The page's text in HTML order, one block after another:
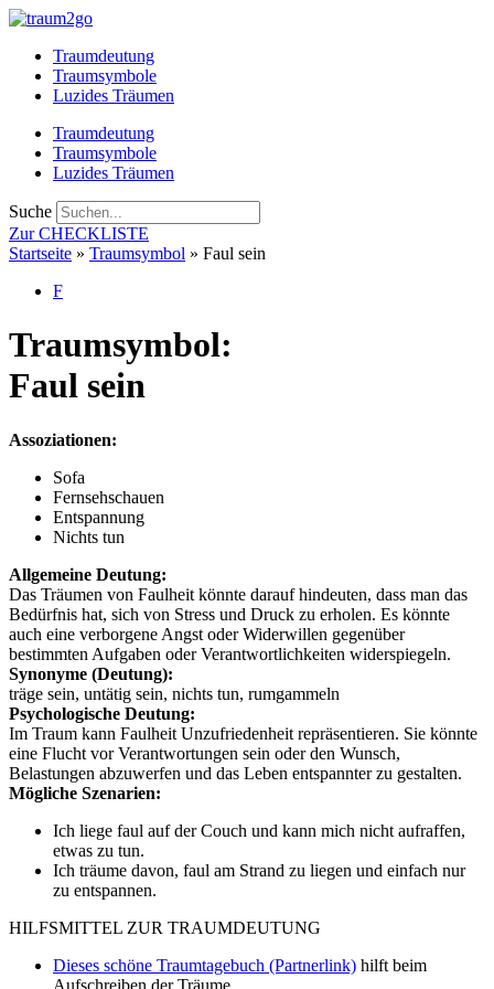
Zum
springenTraumdeutung
Traumsymbole
Luzides Träumen
Traumdeutung
Traumsymbole
Luzides Träumen
Suche
Zur CHECKLISTE
Startseite » Traumsymbol » Faul sein
F
Traumsymbol:
Faul sein
Assoziationen:
Sofa
Fernsehschauen
Entspannung
Nichts tun
Allgemeine Deutung:
Das Träumen von Faulheit könnte darauf hindeuten, dass man das
Bedürfnis hat, sich von Stress und Druck zu erholen. Es könnte
auch eine verborgene Angst oder Widerwillen gegenüber
bestimmten Aufgaben oder Verantwortlichkeiten widerspiegeln.
Synonyme (Deutung):
träge sein, untätig sein, nichts tun, rumgammeln
Psychologische Deutung:
Im Traum kann Faulheit Unzufriedenheit repräsentieren. Sie könnte
eine Flucht vor Verantwortungen sein oder den Wunsch,
Belastungen abzuwerfen und das Leben entspannter zu gestalten.
Mögliche Szenarien:
Ich liege faul auf der Couch und kann mich nicht aufraffen,
etwas zu tun.
Ich träume davon, faul am Strand zu liegen und einfach nur
zu entspannen.
HILFSMITTEL ZUR TRAUMDEUTUNG
Dieses schöne Traumtagebuch (Partnerlink) hilft beim
Aufschreiben der Träume.